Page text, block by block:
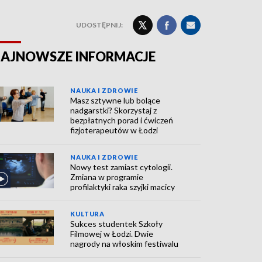
UDOSTĘPNIJ:
INFORMACJE
NAUKA I ZDROWIE
Masz sztywne lub bolące
nadgarstki? Skorzystaj z
bezpłatnych porad i ćwiczeń
fizjoterapeutów w Łodzi
NAUKA I ZDROWIE
Nowy test zamiast cytologii.
Zmiana w programie
profilaktyki raka szyjki macicy
KULTURA
Sukces studentek Szkoły
Filmowej w Łodzi. Dwie
nagrody na włoskim festiwalu